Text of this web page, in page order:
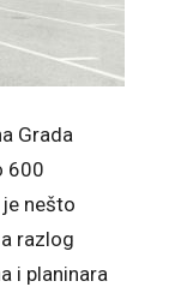
Grada
600
nešto
razlog
i planinara